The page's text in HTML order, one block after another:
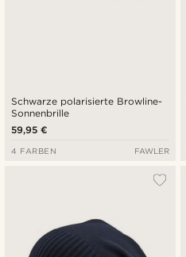
Schwarze polarisierte Browline-
Sonnenbrille
59,95 €
4 FARBEN FAWLER